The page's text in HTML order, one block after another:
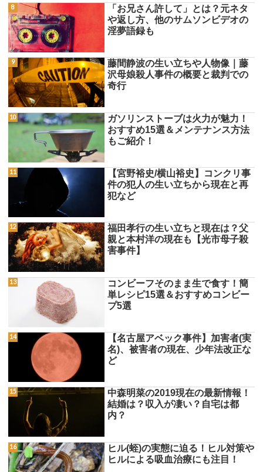
「お兄さん許して」とは？元ネタ
や返し方、他のサムソンビデオの
淫夢語録も
藤間静波の生い立ちや人物像｜藤
沢母娘殺人事件の概要と裁判での
奇行
ガソリンストーブは火力が魅力！
おすすめ15選＆メンテナンス方法
もご紹介！
【宮野裕史/横山裕史】コンクリ事
件の犯人の生い立ちから現在と再
犯など
福田孝行の生い立ちと現在は？父
親と本村洋の現在も【光市母子殺
害事件】
コンビーフそのまま生で食す！簡
単レシピ15選＆おすすめコンビー
プ5選
【名古屋アベック事件】加害者(実
名)、被害者の現在、少年法改正な
ど
中森明菜の2019現在の最新情報！
結婚は？収入が凄い？自宅は都
内？
ヒル(蛭)の実態に迫る！ヒル対策や
ヒルによる吸血治療にも注目！